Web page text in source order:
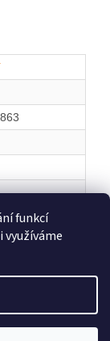
funkcí
využíváme
vyhrazena.